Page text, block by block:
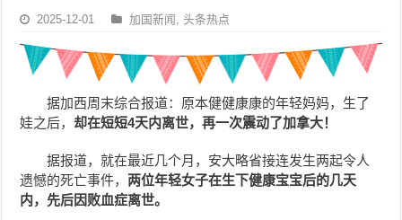
2025-12-01 加国新闻 ,头条热点
据加西周末综合报道：原本健健康康的年轻妈妈，生了
娃之后，却在短短4天内离世，再一次震动了加拿大！
据报道，就在最近几个月，安大略省接连发生两起令人
遗憾的死亡事件， 两位年轻女子在生下健康宝宝后的几天
内，先后因败血症离世。